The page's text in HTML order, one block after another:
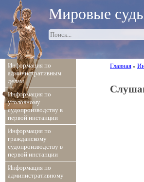
Информация по
административным
делам
Информация по
уголовному
судопроизводству в
первой инстанции
Информация по
гражданскому
судопроизводству в
первой инстанции
Информация по
административному
Мировые
Главная »